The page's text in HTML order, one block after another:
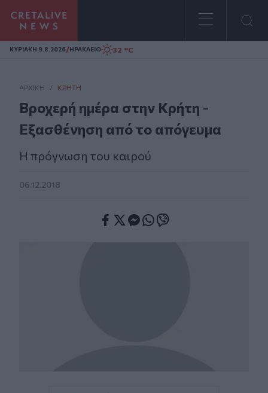
Homepage
ΚΥΡΙΑΚΗ 9.8.2026/ΗΡΑΚΛΕΙΟ 32 °C
ΑΡΧΙΚΗ / ΚΡΉΤΗ
Βροχερή ημέρα στην Κρήτη -
Εξασθένηση από το απόγευμα
Η πρόγνωση του καιρού
06.12.2018